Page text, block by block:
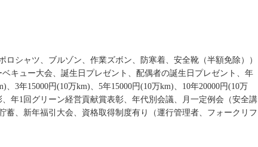
シャツ、ブルゾン、作業ズボン、防寒着、安全靴（半額免除））
キュー大会、誕生日プレゼント、配偶者の誕生日プレゼント、年
3年15000円(10万km)、5年15000円(10万km)、10年20000円(10万
年1回グリーン経営貢献賞表彰、年代別会議、月一定例会（安全講
蓄、新年福引大会、資格取得制度有り（運行管理者、フォークリフ